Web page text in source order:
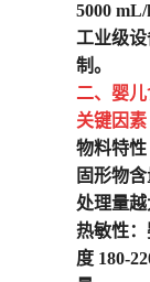
5000
工业级设
制。
二、 婴
关键因素
物料特性
固形物
处理量越
热敏性
度 180-